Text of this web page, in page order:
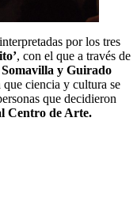
por los tres
, con el que a través de
y Guirado
que ciencia y cultura se
que decidieron
Centro de Arte.